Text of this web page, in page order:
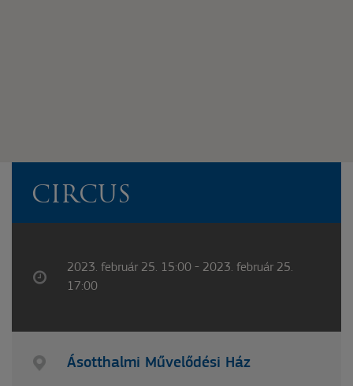
CIRCUS
2023. február 25. 15:00 - 2023. február 25.
17:00
Ásotthalmi Művelődési Ház